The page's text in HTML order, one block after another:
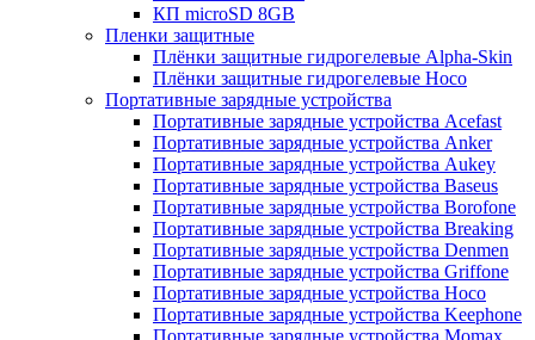
КП microSD 8GB
Пленки защитные
Плёнки защитные гидрогелевые Alpha-Skin
Плёнки защитные гидрогелевые Hoco
Портативные зарядные устройства
Портативные зарядные устройства Acefast
Портативные зарядные устройства Anker
Портативные зарядные устройства Aukey
Портативные зарядные устройства Baseus
Портативные зарядные устройства Borofone
Портативные зарядные устройства Breaking
Портативные зарядные устройства Denmen
Портативные зарядные устройства Griffone
Портативные зарядные устройства Hoco
Портативные зарядные устройства Keephone
Портативные зарядные устройства Momax